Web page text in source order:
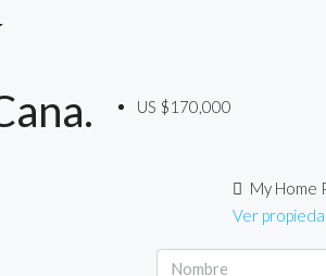
US $170,000
My Home
Ver